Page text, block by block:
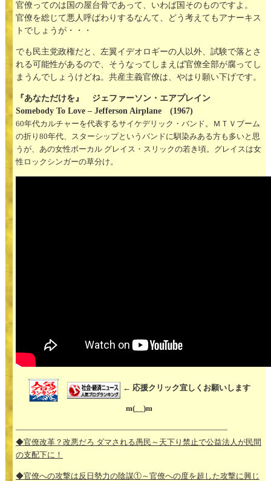
官僚ってのは国の屋台骨であって、いわば国そのものですよ。
官僚を総じて悪人呼ばわりするなんて、どう考えてもアナーキス
トでしょうが・・・
でも民主党政権だと、左翼イデオロギーの人以外、試験で落とさ
れる可能性があるので、そうなってしまえば官僚全部が腐ってし
まうんでしょうけどね。共産主義官僚は、やはり願い下げです。
『あなただけを』 ジェファーソン・エアプレイン
Somebody To Love – Jefferson Airplane (1967)
60年代カルチャーを代表するサイケデリック・バンド。ＭＴＶブーム
の折り80年代、スターシップというバンドに馴染みある方も多いと思
うが、あの女性ボーカル グレイス・スリックの若き頃。グレイスは女
性ロックシンガーの草分け。
← 応援クリック宜しくお願いします
m(__)m
—————————————————————————
◆官僚改革？改悪だろ ダマされる愚民～天下り禁止で公益法人が民間
の支配下に！
◆官僚への攻撃は反日勢力の陰謀①～官僚への度を超した攻撃に興じ